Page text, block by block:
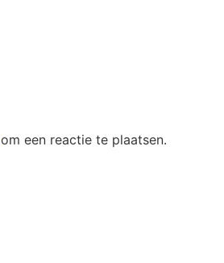
om een reactie te plaatsen.